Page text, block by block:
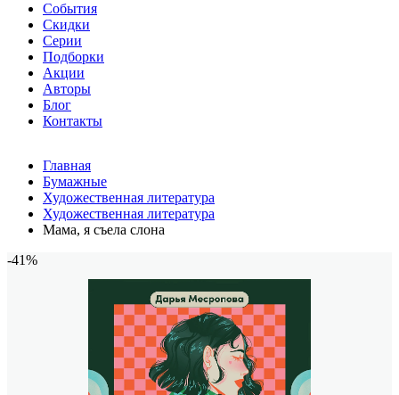
События
Скидки
Серии
Подборки
Акции
Авторы
Блог
Контакты
Главная
Бумажные
Художественная литература
Художественная литература
Мама, я съела слона
-41%